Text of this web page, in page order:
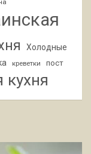
Холодные
креветки пост
кухня